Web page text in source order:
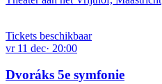
Tickets beschikbaar
vr 11 dec· 20:00
Dvoráks 5e symfonie